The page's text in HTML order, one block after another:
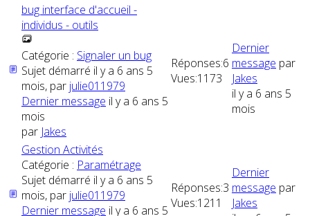
bug interface d'accueil -
individus - outils
Catégorie : Signaler un bug
Sujet démarré il y a 6 ans 5
mois, par julie011979
Dernier message il y a 6 ans 5
mois
par Jakes
Réponses:6
Vues:1173
Dernier
message par
Jakes
il y a 6 ans 5
mois
Gestion Activités
Catégorie : Paramétrage
Sujet démarré il y a 6 ans 5
mois, par julie011979
Dernier message il y a 6 ans 5
Réponses:3
Vues:1211
Dernier
message par
Jakes